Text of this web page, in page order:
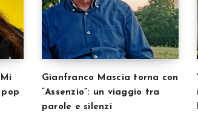
pop
Gianfranco Mascia torna con
“Assenzio”: un viaggio tra
parole e silenzi